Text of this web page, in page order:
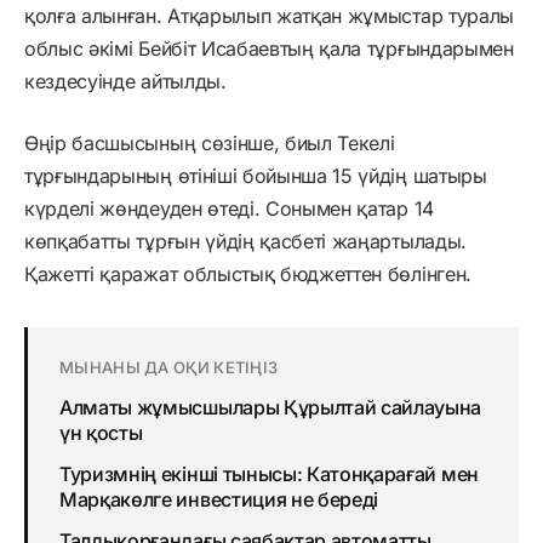
қолға алынған. Атқарылып жатқан жұмыстар туралы
облыс әкімі Бейбіт Исабаевтың қала тұрғындарымен
кездесуінде айтылды.
Өңір басшысының сөзінше, биыл Текелі
тұрғындарының өтініші бойынша 15 үйдің шатыры
күрделі жөндеуден өтеді. Сонымен қатар 14
көпқабатты тұрғын үйдің қасбеті жаңартылады.
Қажетті қаражат облыстық бюджеттен бөлінген.
МЫНАНЫ ДА ОҚИ КЕТІҢІЗ
Алматы жұмысшылары Құрылтай сайлауына
үн қосты
Туризмнің екінші тынысы: Катонқарағай мен
Марқакөлге инвестиция не береді